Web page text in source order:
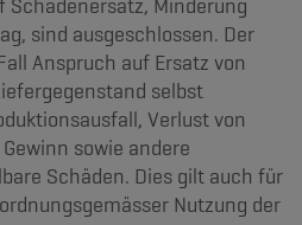
Schadenersatz, Minderung
sind ausgeschlossen. Der
Anspruch auf Ersatz von
selbst
Verlust von
sowie andere
Schäden. Dies gilt auch für
Nutzung der